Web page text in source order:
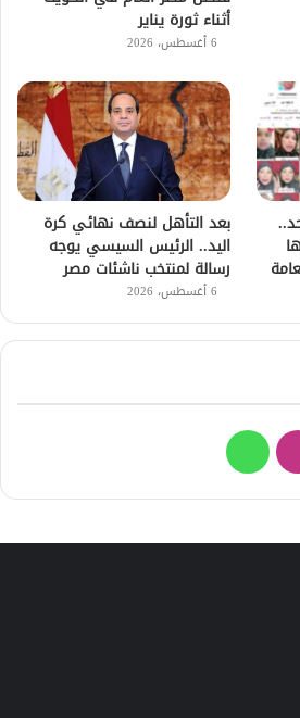
أثناء ثورة يناير
6 أغسطس، 2026
بعد التأهل لنصف نهائي كرة
اليد.. الرئيس السيسي يوجه
رسالة لمنتخب ناشئات مصر
6 أغسطس، 2026
انستقرامواتساب